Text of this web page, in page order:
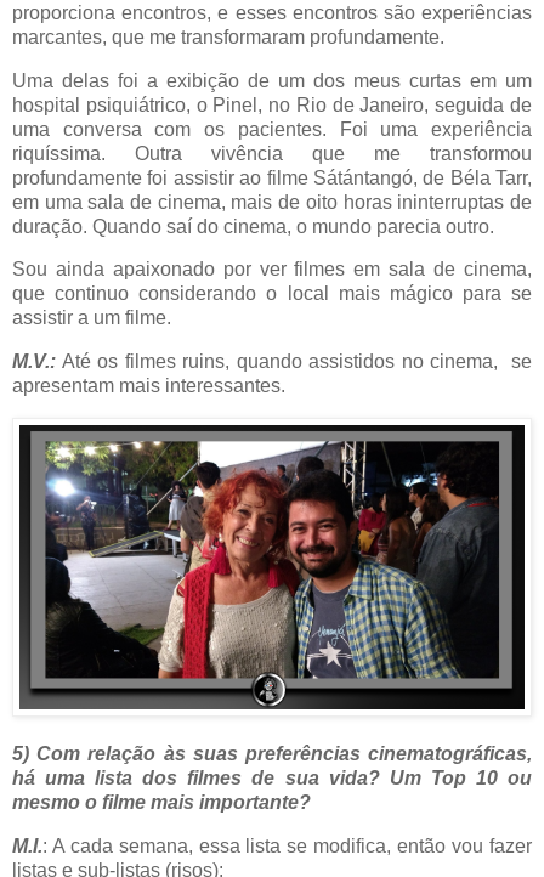
proporciona encontros, e esses encontros são experiências
marcantes, que me transformaram profundamente.
Uma delas foi a exibição de um dos meus curtas em um
hospital psiquiátrico, o Pinel, no Rio de Janeiro, seguida de
uma conversa com os pacientes. Foi uma experiência
riquíssima. Outra vivência que me transformou
profundamente foi assistir ao filme Sátántangó, de Béla Tarr,
em uma sala de cinema, mais de oito horas ininterruptas de
duração. Quando saí do cinema, o mundo parecia outro.
Sou ainda apaixonado por ver filmes em sala de cinema,
que continuo considerando o local mais mágico para se
assistir a um filme.
M.V.: Até os filmes ruins, quando assistidos no cinema, se
apresentam mais interessantes.
5) Com relação às suas preferências cinematográficas,
há uma lista dos filmes de sua vida? Um Top 10 ou
mesmo o filme mais importante?
M.I.: A cada semana, essa lista se modifica, então vou fazer
listas e sub-listas (risos):